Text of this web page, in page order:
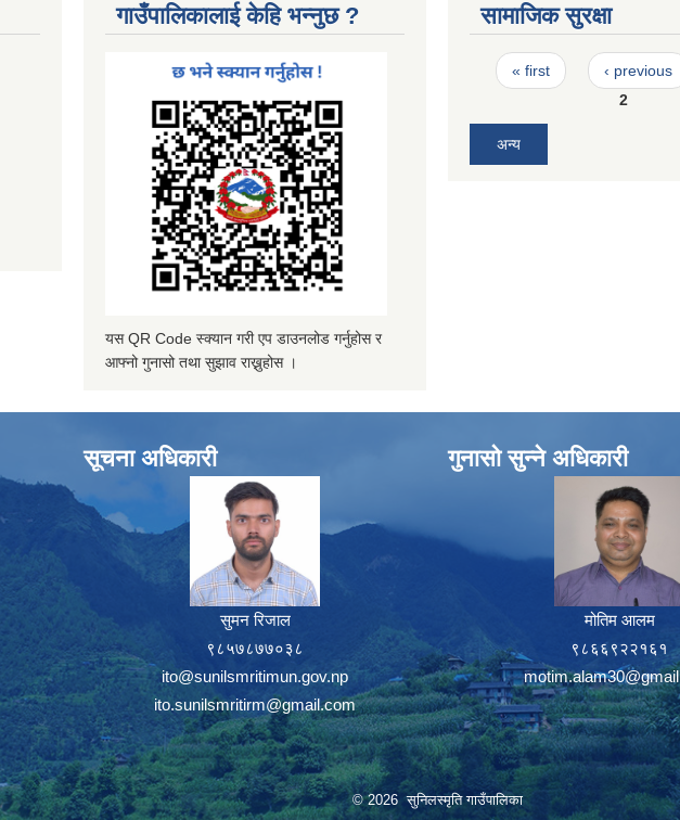
गाउँपालिकालाई केहि भन्नुछ ?
यस QR Code स्क्यान गरी एप डाउनलोड गर्नुहोस र
आफ्नो गुनासो तथा सुझाव राख्नुहोस ।
सामाजिक सुरक्षा
Pages
« first
‹ previous
2
अन्य
सूचना अधिकारी
सुमन रिजाल
९८५७८७७०३८
ito@sunilsmritimun.gov.np
ito.sunilsmritirm@gmail.com
गुनासो सुन्ने अधिकारी
मोतिम आलम
९८६६९२२१६१
© 2026 सुनिलस्मृति गाउँपालिका